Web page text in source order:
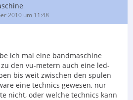
2010 um 11:48
ich mal eine bandmaschine
den vu-metern auch eine led-
bis weit zwischen den spulen
eine technics gewesen, nur
nicht, oder welche technics kann